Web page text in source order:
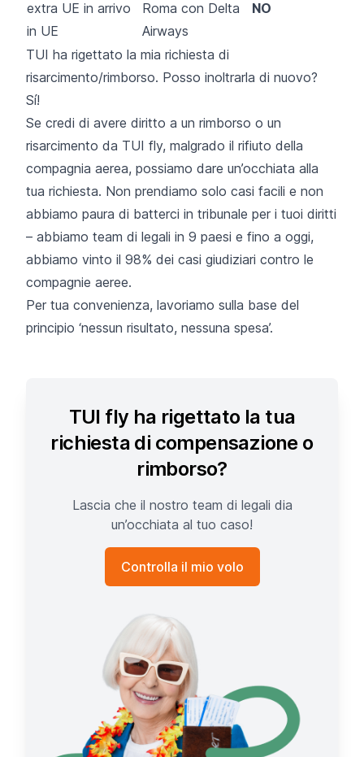
extra UE in arrivo
in UE
Roma con Delta
Airways
NO
TUI ha rigettato la mia richiesta di
risarcimento/rimborso. Posso inoltrarla di nuovo?
Sí!
Se credi di avere diritto a un rimborso o un
risarcimento da TUI fly, malgrado il rifiuto della
compagnia aerea, possiamo dare un’occhiata alla
tua richiesta. Non prendiamo solo casi facili e non
abbiamo paura di batterci in tribunale per i tuoi diritti
– abbiamo team di legali in 9 paesi e fino a oggi,
abbiamo vinto il 98% dei casi giudiziari contro le
compagnie aeree.
Per tua convenienza, lavoriamo sulla base del
principio ‘nessun risultato, nessuna spesa’.
TUI fly ha rigettato la tua
richiesta di compensazione o
rimborso?
Lascia che il nostro team di legali dia
un’occhiata al tuo caso!
Controlla il mio volo